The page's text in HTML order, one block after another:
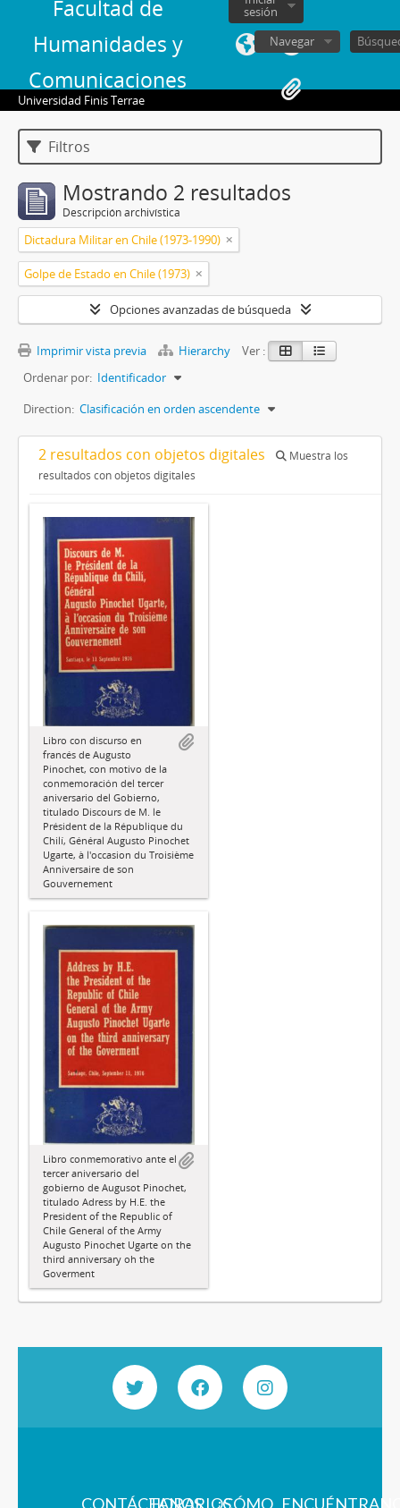
Facultad de
Humanidades y
Comunicaciones
sesión
Navegar
Universidad Finis Terrae
Filtros
Mostrando 2 resultados
Descripción archivística
Dictadura Militar en Chile (1973-1990)
Golpe de Estado en Chile (1973)
Opciones avanzadas de búsqueda
Imprimir vista previa Hierarchy
Ver :
Ordenar por: Identificador
Direction: Clasificación en orden ascendente
2 resultados con objetos digitales
Muestra los
resultados con objetos digitales
Libro con discurso en
francés de Augusto
Pinochet, con motivo de la
conmemoración del tercer
aniversario del Gobierno,
titulado Discours de M. le
Président de la République du
Chilí, Général Augusto Pinochet
Ugarte, à l'occasion du Troisième
Anniversaire de son
Gouvernement
Libro conmemorativo ante el
tercer aniversario del
gobierno de Augusot Pinochet,
titulado Adress by H.E. the
President of the Republic of
Chile General of the Army
Augusto Pinochet Ugarte on the
third anniversary oh the
Goverment
CONTÁCTANOS
HORARIOS¿CÓMO